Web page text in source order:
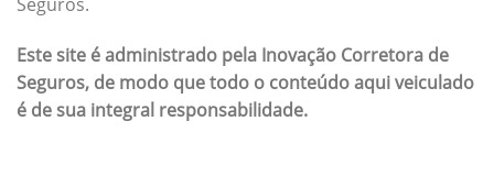
Este site é administrado pela Inovação Corretora de
Seguros, de modo que todo o conteúdo aqui veiculado
é de sua integral responsabilidade.